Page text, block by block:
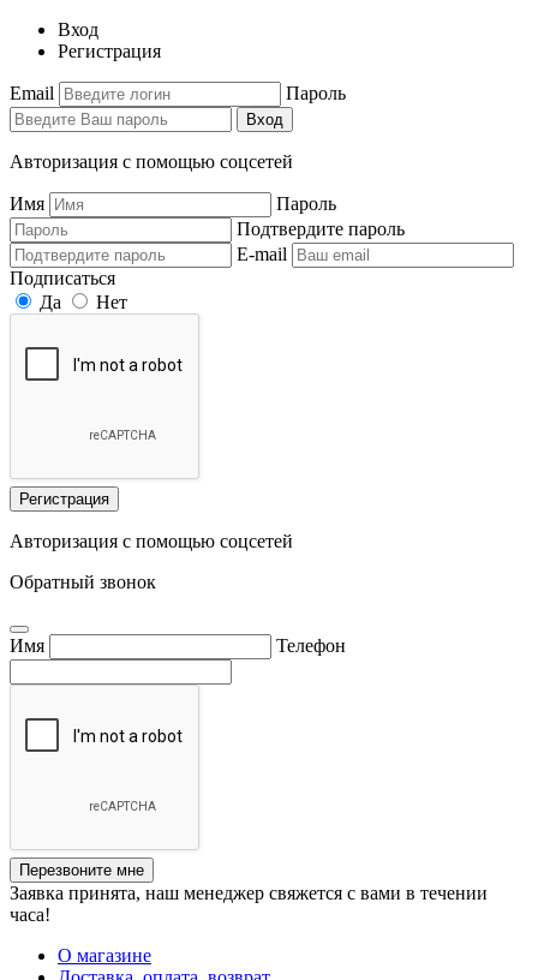
Вход
Регистрация
Email Пароль
Вход
Авторизация с помощью соцсетей
Имя
Пароль
Подтвердите пароль
E-mail
Подписаться
Да
Нет
Регистрация
Авторизация с помощью соцсетей
Обратный звонок
Имя Телефон
Перезвоните мне
Заявка принята, наш менеджер свяжется с вами в течении
часа!
О магазине